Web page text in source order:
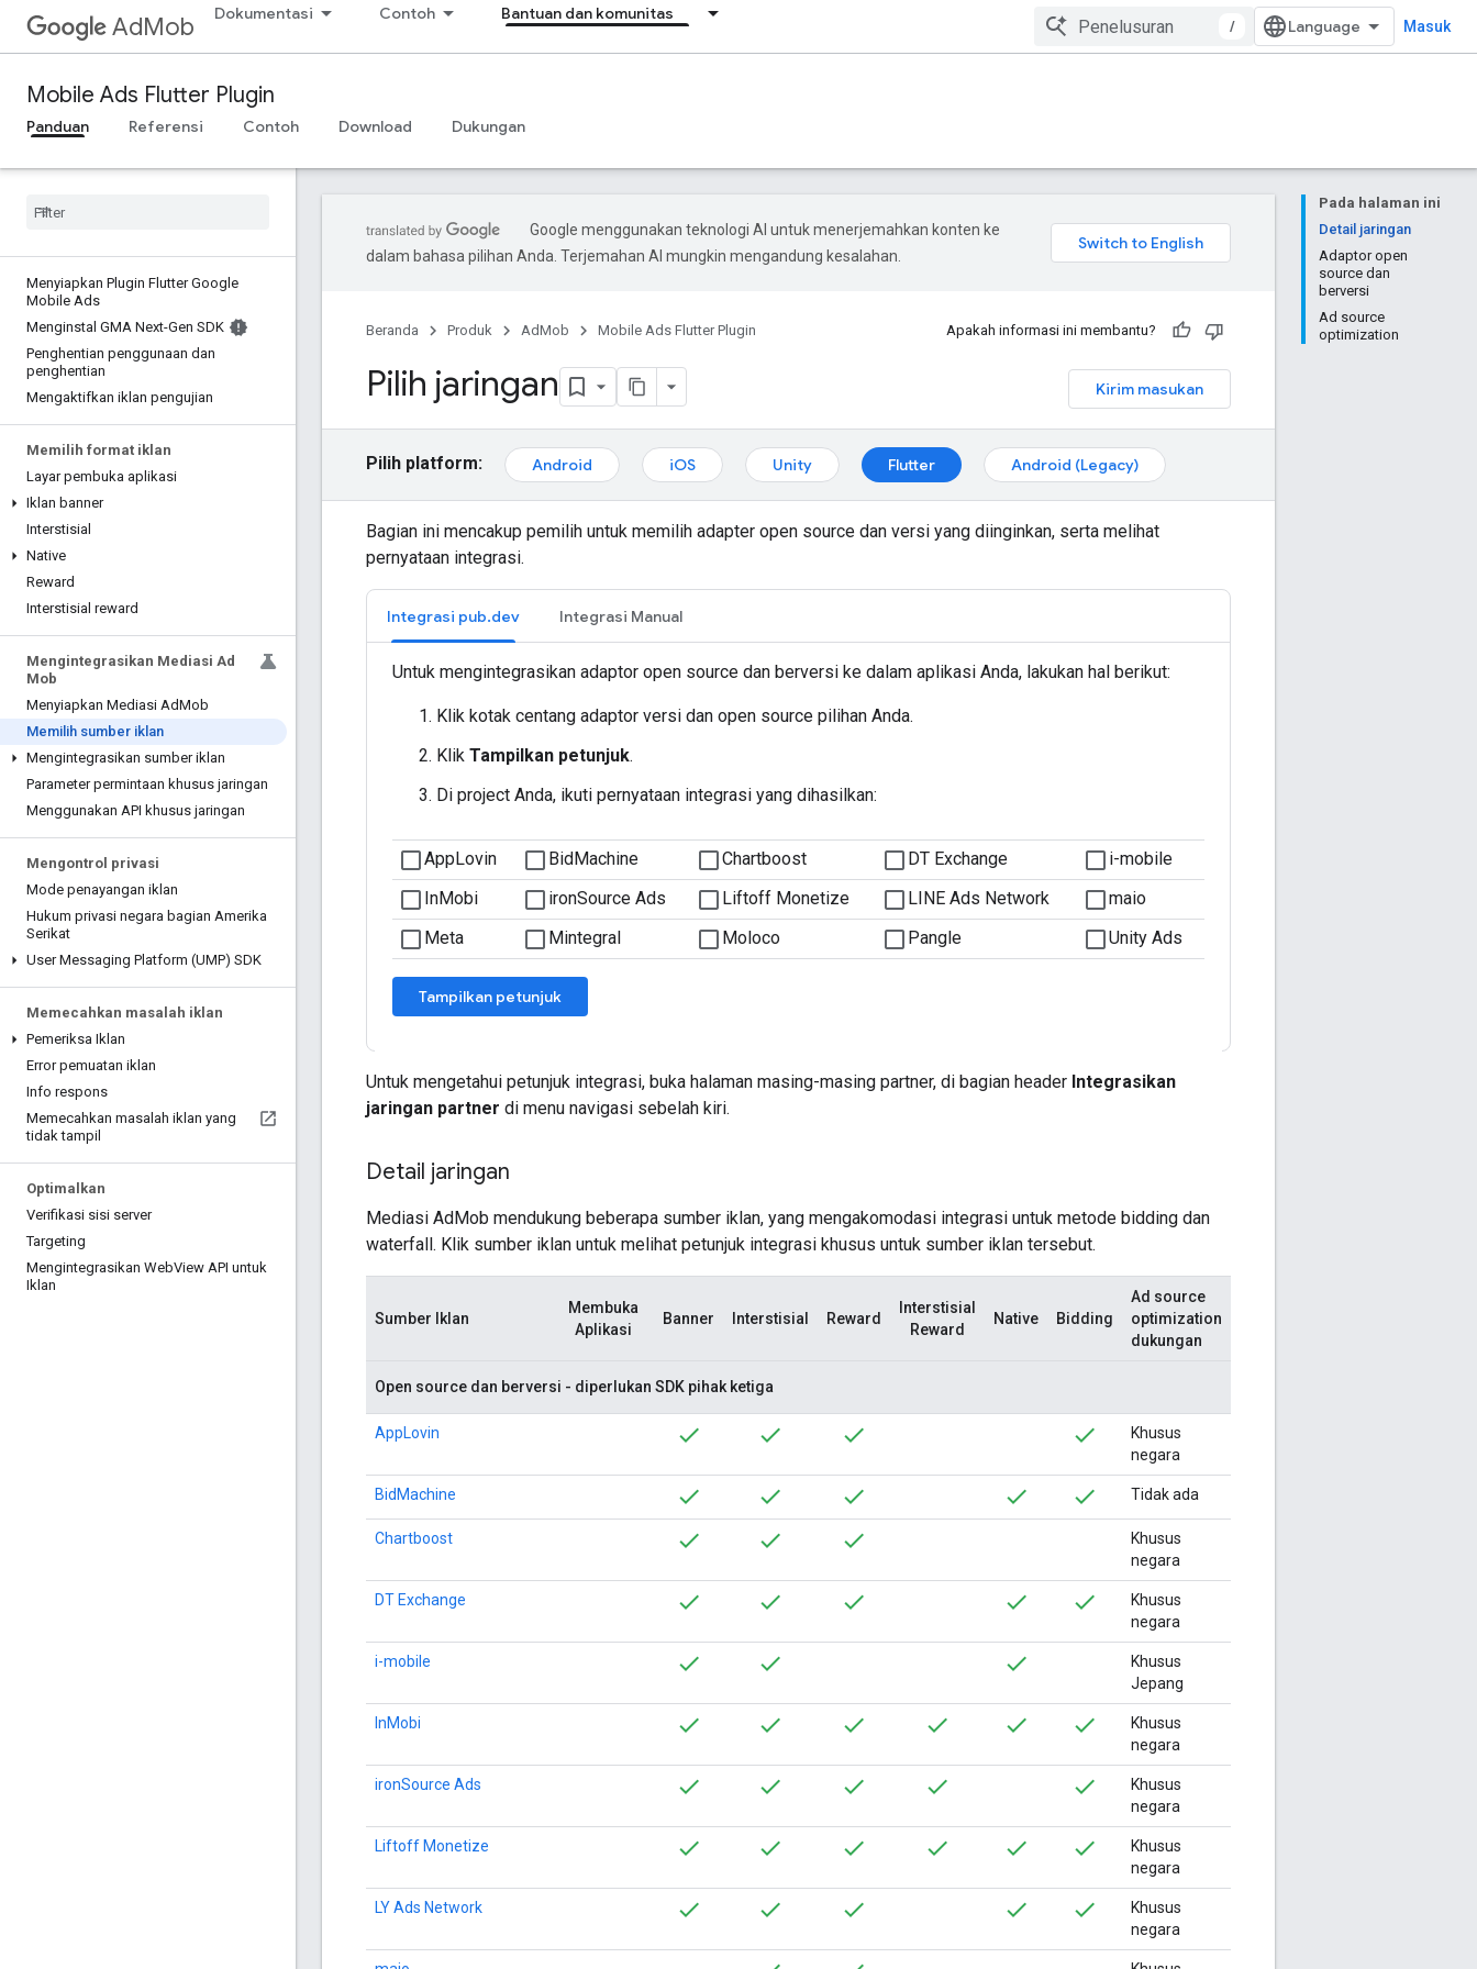
AdMob Dokumentasi Contoh Bantuan dan komunitas
/ Masuk
Mobile Ads Flutter Plugin
Panduan Referensi Contoh Download Dukungan
Menyiapkan Plugin Flutter Google
Mobile Ads
Menginstal GMA Next-Gen SDK
Penghentian penggunaan dan
penghentian
Mengaktifkan iklan pengujian
Memilih format iklan
Layar pembuka aplikasi
Iklan banner
Interstisial
Native
Reward
Interstisial reward
Mengintegrasikan Mediasi Ad
Mob
Menyiapkan Mediasi AdMob
Memilih sumber iklan
Mengintegrasikan sumber iklan
Parameter permintaan khusus jaringan
Menggunakan API khusus jaringan
Mengontrol privasi
Mode penayangan iklan
Hukum privasi negara bagian Amerika
Serikat
User Messaging Platform (UMP) SDK
Memecahkan masalah iklan
Pemeriksa Iklan
Error pemuatan iklan
Info respons
Memecahkan masalah iklan yang
tidak tampil
Optimalkan
Verifikasi sisi server
Targeting
Mengintegrasikan WebView API untuk
Iklan
Pada halaman ini
Detail jaringan
Adaptor open
source dan
berversi
Ad source
optimization
Google menggunakan teknologi AI untuk menerjemahkan konten ke
dalam bahasa pilihan Anda. Terjemahan AI mungkin mengandung kesalahan.
Beranda Produk AdMob Mobile Ads Flutter Plugin Apakah informasi ini membantu?
Kirim masukan
Pilih jaringan
Pilih platform: Android iOS Unity Flutter Android (Legacy)
Bagian ini mencakup pemilih untuk memilih adapter open source dan versi yang diinginkan, serta melihat
pernyataan integrasi.
Integrasi pub.dev Integrasi Manual
Untuk mengintegrasikan adaptor open source dan berversi ke dalam aplikasi Anda, lakukan hal berikut:
Klik kotak centang adaptor versi dan open source pilihan Anda.
Klik Tampilkan petunjuk.
Di project Anda, ikuti pernyataan integrasi yang dihasilkan:
Untuk mengetahui petunjuk integrasi, buka halaman masing-masing partner, di bagian header Integrasikan
jaringan partner di menu navigasi sebelah kiri.
Detail jaringan
Mediasi AdMob mendukung beberapa sumber iklan, yang mengakomodasi integrasi untuk metode bidding dan
waterfall. Klik sumber iklan untuk melihat petunjuk integrasi khusus untuk sumber iklan tersebut.
Sumber Iklan
Membuka
Aplikasi
Banner Interstisial Reward
Interstisial
Reward
Native Bidding
Ad source
optimization
dukungan
Open source dan berversi - diperlukan SDK pihak ketiga
AppLovin
Khusus
negara
BidMachine Tidak ada
Chartboost
Khusus
negara
DT Exchange
Khusus
negara
i-mobile
Khusus
Jepang
InMobi
Khusus
negara
ironSource Ads
Khusus
negara
Liftoff Monetize
Khusus
negara
LY Ads Network
Khusus
negara